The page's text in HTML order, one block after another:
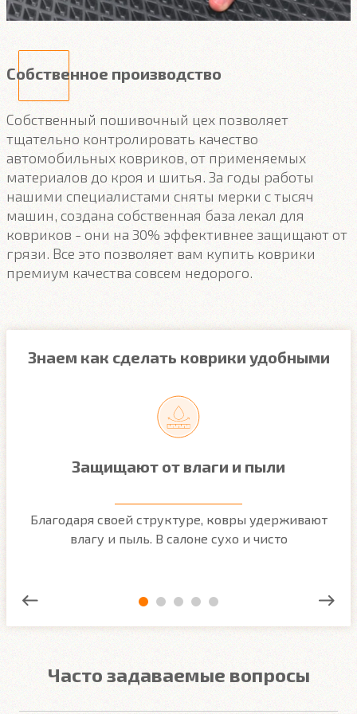
Собственное производство
Собственный пошивочный цех позволяет
тщательно контролировать качество
автомобильных ковриков, от применяемых
материалов до кроя и шитья. За годы работы
нашими специалистами сняты мерки с тысяч
машин, создана собственная база лекал для
ковриков - они на 30% эффективнее защищают от
грязи. Все это позволяет вам купить коврики
премиум качества совсем недорого.
Знаем как сделать коврики удобными
Защищают от влаги и пыли
Благодаря своей структуре, ковры удерживают
влагу и пыль. В салоне сухо и чисто
Часто задаваемые вопросы